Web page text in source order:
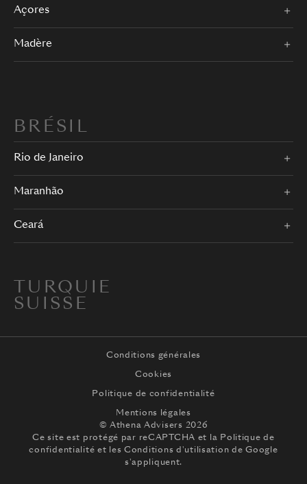
Açores
Madère
BRÉSIL
Rio de Janeiro
Maranhão
Ceará
TURQUIE
SUISSE
Conditions générales
Cookies
Politique de confidentialité
Mentions légales
© Athena Advisers 2026
Ce site est protégé par reCAPTCHA et la Politique de
confidentialité et lesConditions d'utilisation de Google
s'appliquent.